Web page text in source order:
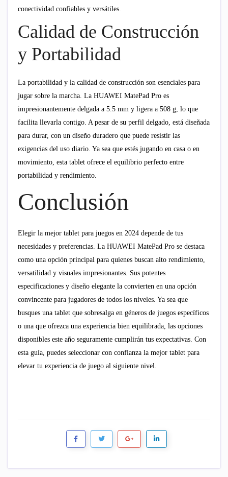
conectividad confiables y versátiles.
Calidad de Construcción
y Portabilidad
La portabilidad y la calidad de construcción son esenciales para
jugar sobre la marcha. La HUAWEI MatePad Pro es
impresionantemente delgada a 5.5 mm y ligera a 508 g, lo que
facilita llevarla contigo. A pesar de su perfil delgado, está diseñada
para durar, con un diseño duradero que puede resistir las
exigencias del uso diario. Ya sea que estés jugando en casa o en
movimiento, esta tablet ofrece el equilibrio perfecto entre
portabilidad y rendimiento.
Conclusión
Elegir la mejor tablet para juegos en 2024 depende de tus
necesidades y preferencias. La HUAWEI MatePad Pro se destaca
como una opción principal para quienes buscan alto rendimiento,
versatilidad y visuales impresionantes. Sus potentes
especificaciones y diseño elegante la convierten en una opción
convincente para jugadores de todos los niveles. Ya sea que
busques una tablet que sobresalga en géneros de juegos específicos
o una que ofrezca una experiencia bien equilibrada, las opciones
disponibles este año seguramente cumplirán tus expectativas. Con
esta guía, puedes seleccionar con confianza la mejor tablet para
elevar tu experiencia de juego al siguiente nivel.